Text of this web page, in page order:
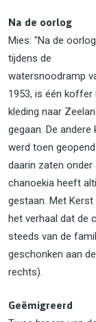
Na de oorlog
Mies: "Na de
tijdens de
watersnoodramp
1953, is één koffer
kleding naar
gegaan. De
werd toen
daarin zaten onder
chanoekia heeft
gestaan. Met Kerst
het verhaal dat de
steeds van de
geschonken aan
rechts).
Geëmigreerd